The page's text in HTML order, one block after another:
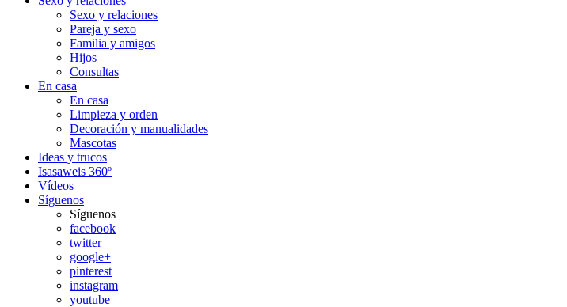
Sexo y relaciones
Pareja y sexo
Familia y amigos
Hijos
Consultas
En casa
En casa
Limpieza y orden
Decoración y manualidades
Mascotas
Ideas y trucos
Isasaweis 360º
Vídeos
Síguenos
Síguenos
facebook
twitter
google+
pinterest
instagram
youtube